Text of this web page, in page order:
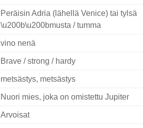
Peräisin Adria (lähellä Venice) tai tylsä
\u200b\u200bmusta / tumma
vino nenä
Brave / strong / hardy
metsästys, metsästys
Nuori mies, joka on omistettu Jupiter
Arvoisat